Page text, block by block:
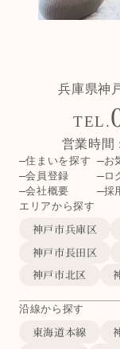
兵庫県神
TEL.
営業時間
住まいを探す お
会員登録
ロ
会社概要
採
エリアから探す
神戸市兵庫区
神戸市長田区
神戸市北区
沿線から探す
東海道本線